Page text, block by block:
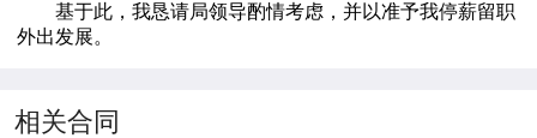
基于此，我恳请局领导酌情考虑，并以准予我停薪留职
外出发展。
相关合同